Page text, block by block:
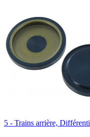
5 - Trains arrière,